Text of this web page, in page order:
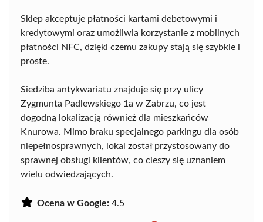
Sklep akceptuje płatności kartami debetowymi i
kredytowymi oraz umożliwia korzystanie z mobilnych
płatności NFC, dzięki czemu zakupy stają się szybkie i
proste.
Siedziba antykwariatu znajduje się przy ulicy
Zygmunta Padlewskiego 1a w Zabrzu, co jest
dogodną lokalizacją również dla mieszkańców
Knurowa. Mimo braku specjalnego parkingu dla osób
niepełnosprawnych, lokal został przystosowany do
sprawnej obsługi klientów, co cieszy się uznaniem
wielu odwiedzających.
Ocena w Google: 4.5